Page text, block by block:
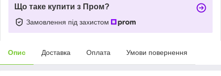
Що таке купити з Пром?
Замовлення під захистом
Опис Доставка Оплата Умови повернення